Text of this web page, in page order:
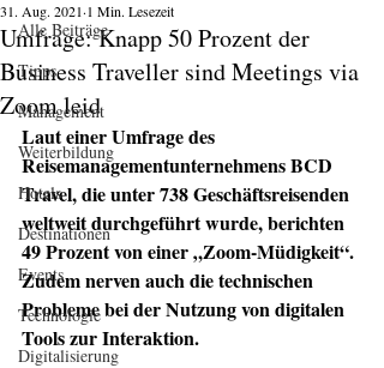
Alle Beiträge
Tipps
Management
Weiterbildung
Hotels
Destinationen
Events
Technologie
Digitalisierung
Umfrage: Knapp 50 Prozent der
Business Traveller sind Meetings via
Zoom leid
31. Aug. 2021 1 Min. Lesezeit
Laut einer Umfrage des
Reisemanagementunternehmens BCD
Travel, die unter 738 Geschäftsreisenden
weltweit durchgeführt wurde, berichten
49 Prozent von einer „Zoom-Müdigkeit“.
Zudem nerven auch die technischen
Probleme bei der Nutzung von digitalen
Tools zur Interaktion.